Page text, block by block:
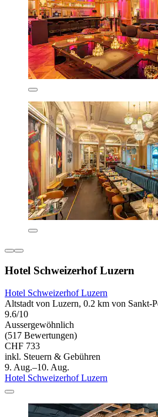
Hotel Schweizerhof Luzern
Hotel Schweizerhof Luzern
Altstadt von Luzern, 0.2 km von Sankt-
9.6/10
Aussergewöhnlich
(517 Bewertungen)
CHF 733
inkl. Steuern & Gebühren
9. Aug.–10. Aug.
Hotel Schweizerhof Luzern